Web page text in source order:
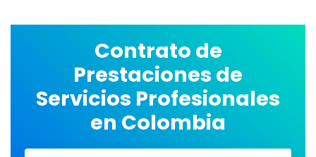
Contrato de
Prestaciones de
Servicios Profesionales
en Colombia